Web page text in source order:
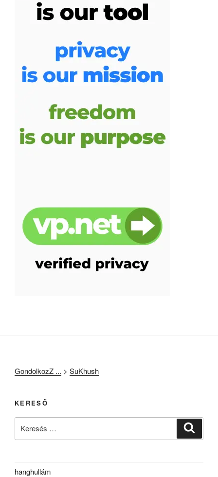
GondolkozZ ... > SuKhush
KERESŐ
hanghullám